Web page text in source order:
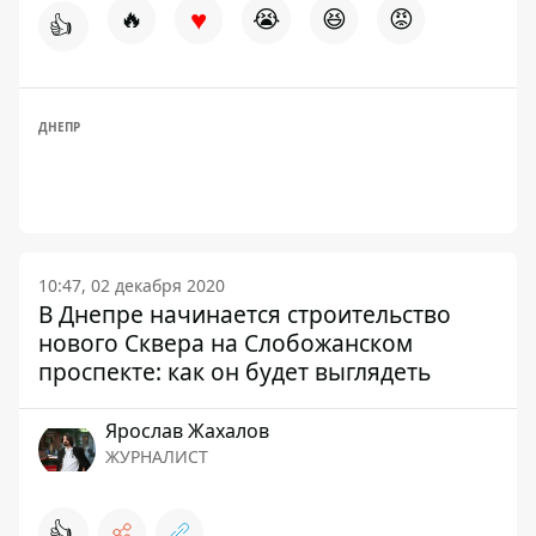
👍 🔥 ♥ 😭 😆 😡
ДНЕПР
10:47, 02 декабря 2020
В Днепре начинается строительство
нового Сквера на Слобожанском
проспекте: как он будет выглядеть
Ярослав Жахалов
ЖУРНАЛИСТ